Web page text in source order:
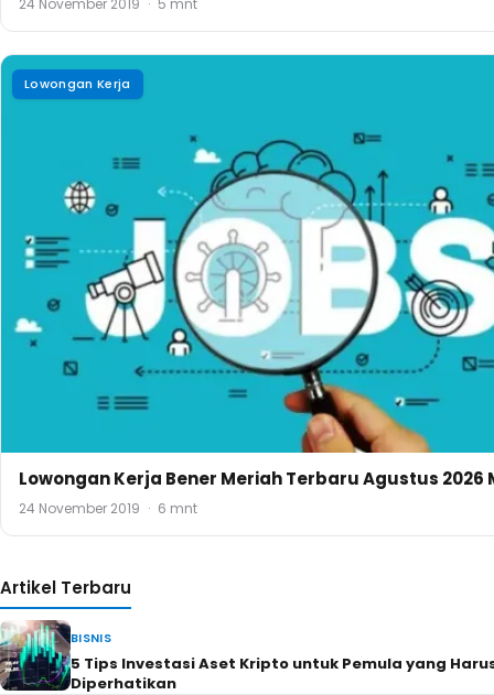
24 November 2019 · 5 mnt
Lowongan Kerja
Lowongan Kerja Bener Meriah Terbaru Agustus 2026
24 November 2019 · 6 mnt
Artikel Terbaru
BISNIS
5 Tips Investasi Aset Kripto untuk Pemula yang
Diperhatikan